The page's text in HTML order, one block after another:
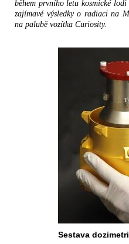
během prvního letu kosmické
zajímavé výsledky o radiaci na
na palubě vozítka Curiosity.
Sestava